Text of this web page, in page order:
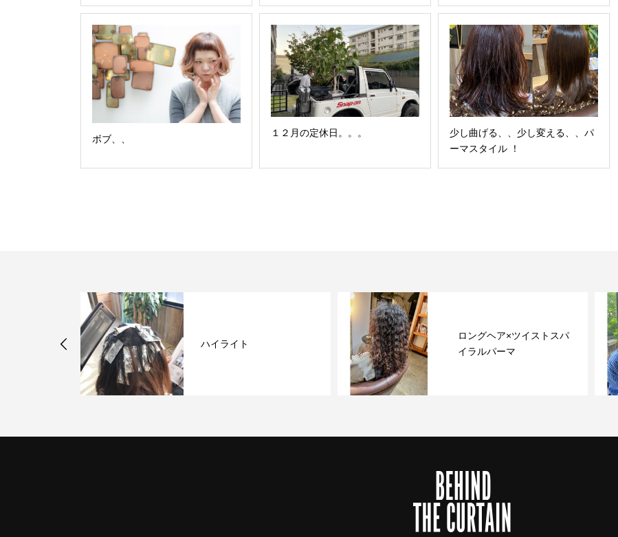
ボブ、、
１２月の定休日。。。
少し曲げる、、少し変える、、パ
ーマスタイル ！
ハイライト
ロングヘア×ツイストスパ
イラルパーマ